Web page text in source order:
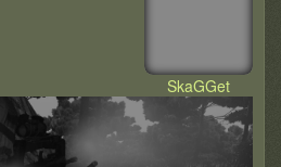
SkaGGet